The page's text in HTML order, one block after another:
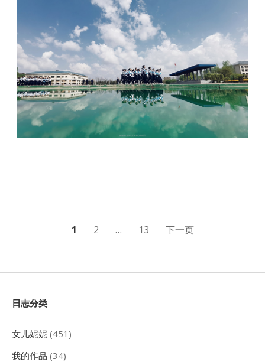
分
页
1 2 … 13 下一页
Sidebar
日志分类
女儿妮妮 (451)
我的作品 (34)